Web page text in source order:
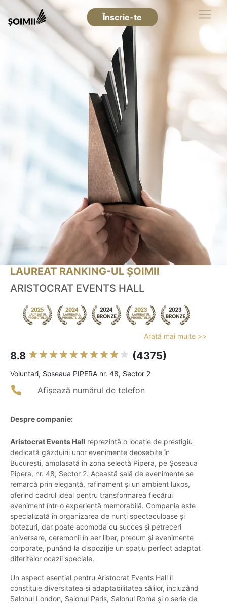
Înscrie-te
LAUREAT RANKING-UL ȘOIMII
ARISTOCRAT EVENTS HALL
Arată mai multe >>
8.8 (4375)
Voluntari, Soseaua PIPERA nr. 48, Sector 2
Afișează numărul de telefon
Despre companie:
Aristocrat Events Hall reprezintă o locație de prestigiu
dedicată găzduirii unor evenimente deosebite în
București, amplasată în zona selectă Pipera, pe Șoseaua
Pipera, nr. 48, Sector 2. Această sală de evenimente se
remarcă prin eleganță, rafinament și un ambient luxos,
oferind cadrul ideal pentru transformarea fiecărui
eveniment într-o experiență memorabilă. Compania este
specializată în organizarea de nunți spectaculoase și
botezuri, dar poate acomoda cu succes și petreceri
aniversare, ceremonii în aer liber, precum și evenimente
corporate, punând la dispoziție un spațiu perfect adaptat
diferitelor ocazii speciale.
Un aspect esențial pentru Aristocrat Events Hall îl
constituie diversitatea și adaptabilitatea sălilor, incluzând
Salonul London, Salonul Paris, Salonul Roma și o serie de